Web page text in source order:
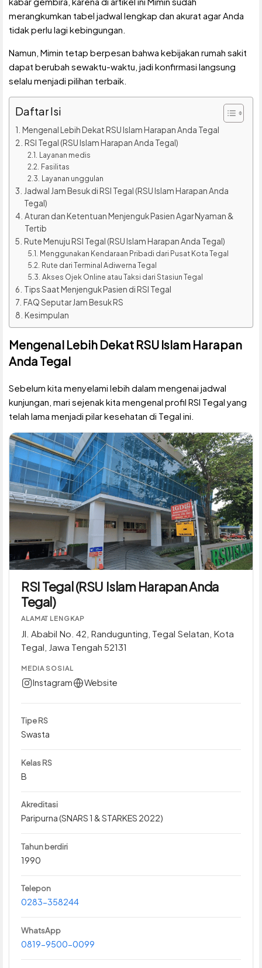
merangkumkan tabel jadwal lengkap dan akurat agar Anda
tidak perlu lagi kebingungan.
Namun, Mimin tetap berpesan bahwa kebijakan rumah sakit
dapat berubah sewaktu-waktu, jadi konfirmasi langsung
selalu menjadi pilihan terbaik.
Daftar Isi
Mengenal Lebih Dekat RSU Islam Harapan Anda Tegal
RSI Tegal (RSU Islam Harapan Anda Tegal)
Layanan medis
Fasilitas
Layanan unggulan
Jadwal Jam Besuk di RSI Tegal (RSU Islam Harapan Anda
Tegal)
Aturan dan Ketentuan Menjenguk Pasien Agar Nyaman &
Tertib
Rute Menuju RSI Tegal (RSU Islam Harapan Anda Tegal)
Menggunakan Kendaraan Pribadi dari Pusat Kota Tegal
Rute dari Terminal Adiwerna Tegal
Akses Ojek Online atau Taksi dari Stasiun Tegal
Tips Saat Menjenguk Pasien di RSI Tegal
FAQ Seputar Jam Besuk RS
Kesimpulan
Mengenal Lebih Dekat RSU Islam Harapan
Anda Tegal
Sebelum kita menyelami lebih dalam mengenai jadwal
kunjungan, mari sejenak kita mengenal profil RSI Tegal yang
telah lama menjadi pilar kesehatan di Tegal ini.
RSI Tegal (RSU Islam Harapan Anda
Tegal)
ALAMAT LENGKAP
Jl. Ababil No. 42, Randugunting, Tegal Selatan, Kota
Tegal, Jawa Tengah 52131
MEDIA SOSIAL
Instagram Website
Tipe RS
Swasta
Kelas RS
B
Akreditasi
Paripurna (SNARS 1 & STARKES 2022)
Tahun berdiri
1990
Telepon
0283-358244
WhatsApp
0819-9500-0099